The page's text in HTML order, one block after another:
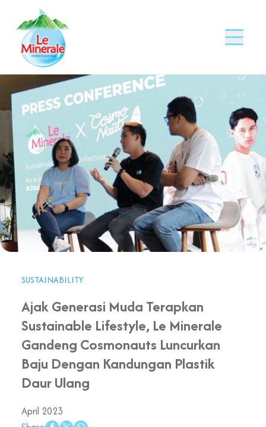
SUSTAINABILITY
Ajak Generasi Muda Terapkan
Sustainable Lifestyle, Le Minerale
Gandeng Cosmonauts Luncurkan
Baju Dengan Kandungan Plastik
Daur Ulang
April 2023